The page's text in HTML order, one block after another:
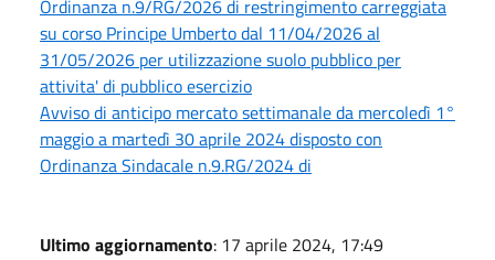
Ordinanza n.9/RG/2026 di restringimento carreggiata
su corso Principe Umberto dal 11/04/2026 al
31/05/2026 per utilizzazione suolo pubblico per
attivita' di pubblico esercizio
Avviso di anticipo mercato settimanale da mercoledì 1°
maggio a martedì 30 aprile 2024 disposto con
Ordinanza Sindacale n.9.RG/2024 di
Ultimo aggiornamento: 17 aprile 2024, 17:49